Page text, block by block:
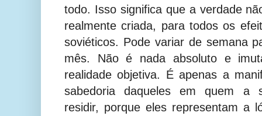
todo. Isso significa que a verdade
realmente criada, para todos os
soviéticos. Pode variar de semana
mês. Não é nada absoluto e
realidade objetiva. É apenas a
sabedoria daqueles em quem a
residir, porque eles representam a